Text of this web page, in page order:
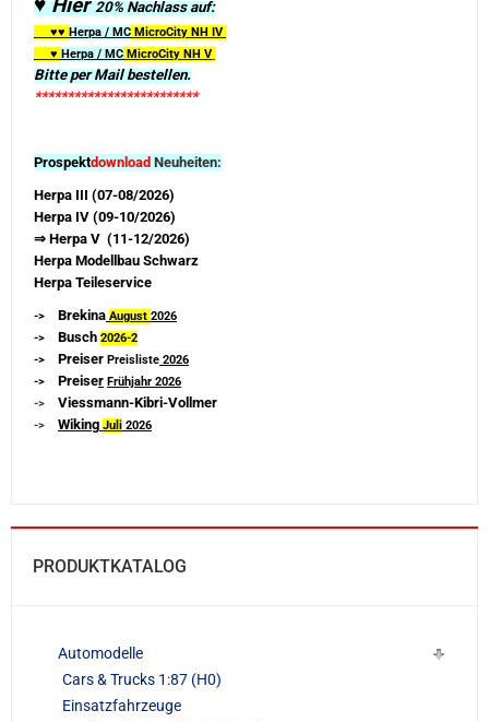
♥ Hier20% Nachlass auf:
♥♥ Herpa / MC MicroCity NH IV
♥ Herpa / MC MicroCity NH V
Bitte per Mail bestellen.
*************************
Prospektdownload Neuheiten:
Herpa III (07-08/2026)
Herpa IV (09-10/2026)
⇒ Herpa V (11-12/2026)
Herpa Modellbau Schwarz
Herpa Teileservice
-> Brekina August 2026
-> Busch 2026-2
-> Preiser Preisliste 2026
-> Preiser Frühjahr 2026
-> Viessmann-Kibri-Vollmer
-> Wiking Juli 2026
PRODUKTKATALOG
Automodelle
Cars & Trucks 1:87 (H0)
Einsatzfahrzeuge